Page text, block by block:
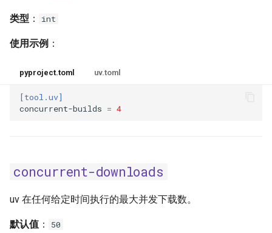
no-extra
no-header
no-index
类型 ： int
使用示例 ：
pyproject.toml uv.toml
[tool.uv]
concurrent-builds = 4
concurrent-downloads
uv 在任何给定时间执行的最大并发下载数。
默认值 ： 50